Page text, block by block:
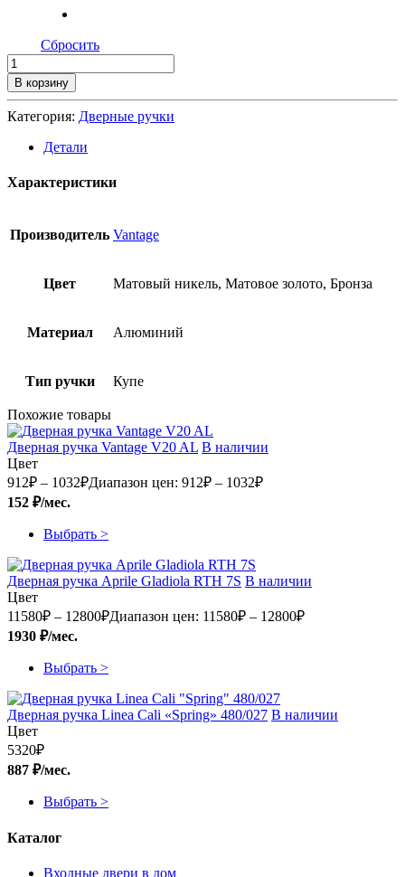
Сбросить
В корзину
Категория: Дверные ручки
Детали
Характеристики
Производитель Vantage
Цвет Матовый никель, Матовое золото, Бронза
Материал Алюминий
Тип ручки Купе
Похожие товары
Дверная ручка Vantage V20 AL В наличии
Цвет
912₽ – 1032₽Диапазон цен: 912₽ – 1032₽
152 ₽/мес.
Выбрать >
Дверная ручка Aprile Gladiola RTH 7S В наличии
Цвет
11580₽ – 12800₽Диапазон цен: 11580₽ – 12800₽
1930 ₽/мес.
Выбрать >
Дверная ручка Linea Cali «Spring» 480/027 В наличии
Цвет
5320₽
887 ₽/мес.
Выбрать >
Каталог
Входные двери в дом